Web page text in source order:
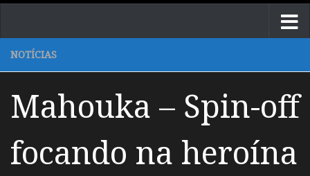
NOTÍCIAS
Mahouka – Spin-off
focando na heroína